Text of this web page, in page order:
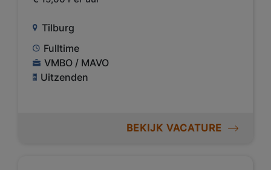
Tilburg
Fulltime
VMBO / MAVO
Uitzenden
BEKIJK VACATURE